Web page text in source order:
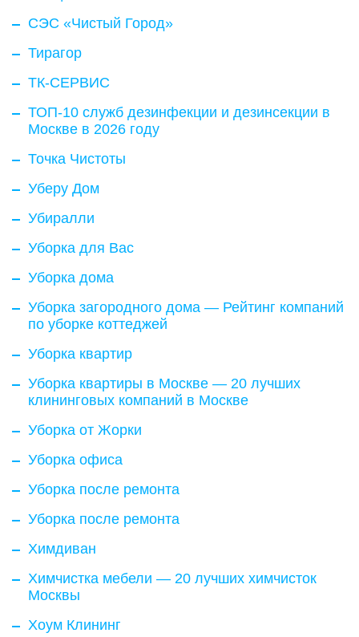
СЭС «Чистый Город»
Тирагор
ТК-СЕРВИС
ТОП-10 служб дезинфекции и дезинсекции в
Москве в 2026 году
Точка Чистоты
Уберу Дом
Убиралли
Уборка для Вас
Уборка дома
Уборка загородного дома — Рейтинг компаний
по уборке коттеджей
Уборка квартир
Уборка квартиры в Москве — 20 лучших
клининговых компаний в Москве
Уборка от Жорки
Уборка офиса
Уборка после ремонта
Уборка после ремонта
Химдиван
Химчистка мебели — 20 лучших химчисток
Москвы
Хоум Клининг